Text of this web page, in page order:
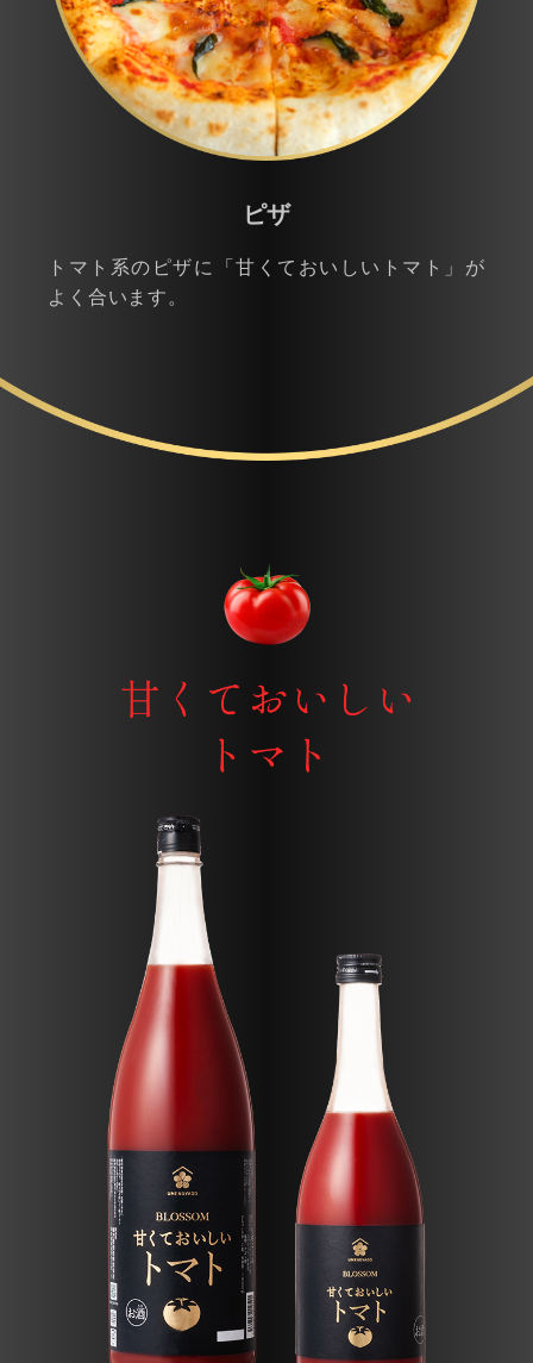
ピザ
トマト系のピザに「甘くておいしいトマト」が
よく合います。